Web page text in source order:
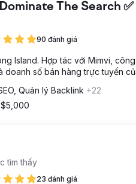
The Search ✅
90 đánh giá
Island. Hợp tác với Mimvi,
số bán hàng trực tuyến
Quản lý Backlink +22
tìm thấy
23 đánh giá